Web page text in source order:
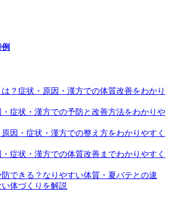
？症状・原因・漢方での体質改善をわかり
症状・漢方での予防と改善方法をわかりや
因・症状・漢方での整え方をわかりやすく
症状・漢方での体質改善までわかりやすく
できる？なりやすい体質・夏バテとの違
体づくりを解説